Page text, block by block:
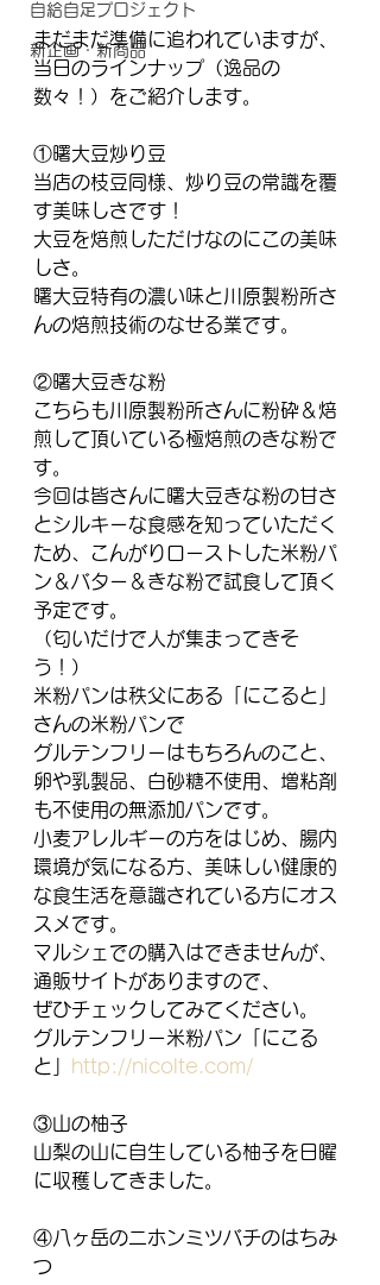
自給自足プロジェクト
新企画・新商品
まだまだ準備に追われていますが、
当日のラインナップ（逸品の
数々！）をご紹介します。
①曙大豆炒り豆
当店の枝豆同様、炒り豆の常識を覆
す美味しさです！
大豆を焙煎しただけなのにこの美味
しさ。
曙大豆特有の濃い味と川原製粉所さ
んの焙煎技術のなせる業です。
②曙大豆きな粉
こちらも川原製粉所さんに粉砕＆焙
煎して頂いている極焙煎のきな粉で
す。
今回は皆さんに曙大豆きな粉の甘さ
とシルキーな食感を知っていただく
ため、こんがりローストした米粉パ
ン＆バター＆きな粉で試食して頂く
予定です。
（匂いだけで人が集まってきそ
う！）
米粉パンは秩父にある「にこると」
さんの米粉パンで
グルテンフリーはもちろんのこと、
卵や乳製品、白砂糖不使用、増粘剤
も不使用の無添加パンです。
小麦アレルギーの方をはじめ、腸内
環境が気になる方、美味しい健康的
な食生活を意識されている方にオス
スメです。
マルシェでの購入はできませんが、
通販サイトがありますので、
ぜひチェックしてみてください。
グルテンフリー米粉パン「にこる
と」
http://nicolte.com/
③山の柚子
山梨の山に自生している柚子を日曜
に収穫してきました。
④八ヶ岳のニホンミツバチのはちみ
つ